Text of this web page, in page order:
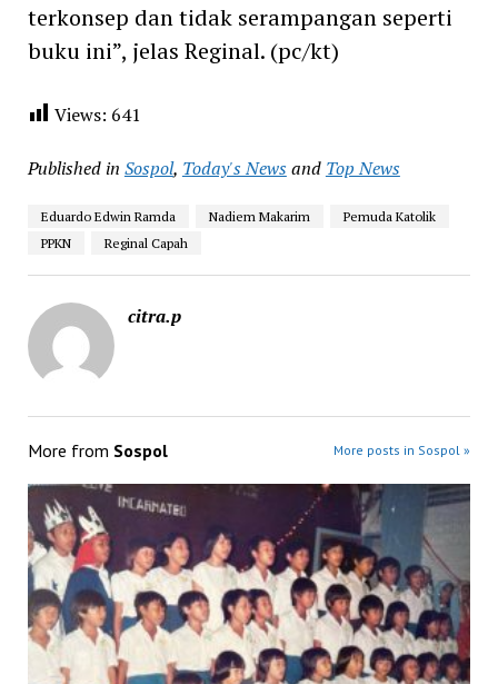
terkonsep dan tidak serampangan seperti
buku ini”, jelas Reginal. (pc/kt)
Views: 641
Published in Sospol, Today's Newsand Top News
Eduardo Edwin Ramda Nadiem Makarim
Pemuda Katolik
PPKN
Reginal Capah
citra.p
More from Sospol More posts in Sospol »